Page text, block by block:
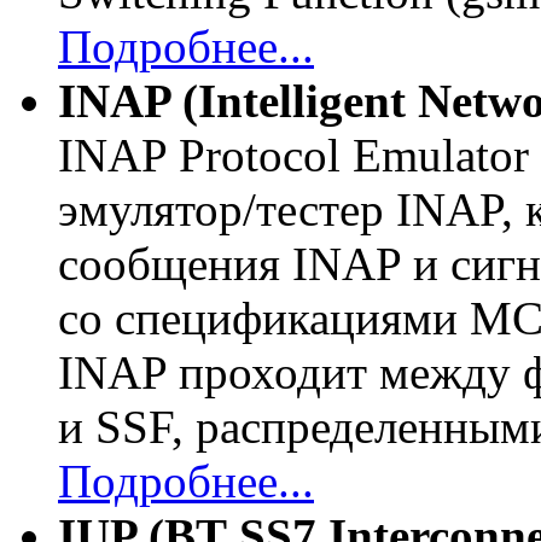
Подробнее...
INAP (Intelligent
INAP Protocol Emulator
эмулятор/тестер
сообщения INAP и
со спецификациями
INAP проходит между
и SSF,
Подробнее...